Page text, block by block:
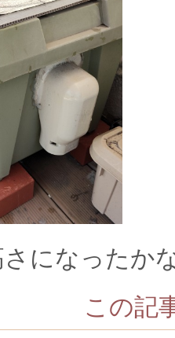
になったか
この記